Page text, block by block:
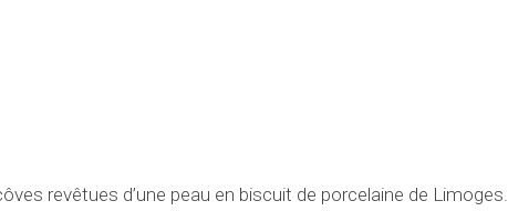
revêtues d’une peau en biscuit de porcelaine de Limoges.